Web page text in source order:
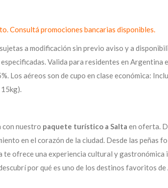
Consultá promociones bancarias disponibles.
a modificación sin previo aviso y a
Valida para residentes en Argentina
Los aéreos son de cupo en clase económica:
15kg).
nuestro paquete turístico a Salta en oferta.
en el corazón de la ciudad. Desde las peñas
te ofrece una experiencia cultural y gastronómica
por qué es uno de los destinos favoritos